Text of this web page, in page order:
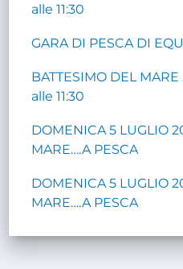
alle 11:30
GARA DI PESCA DI
BATTESIMO DEL
alle 11:30
DOMENICA 5 LUGLIO
MARE….A PESCA
DOMENICA 5 LUGLIO
MARE….A PESCA